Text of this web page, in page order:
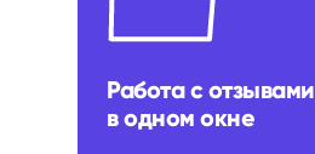
Работа с отзывами
в одном окне